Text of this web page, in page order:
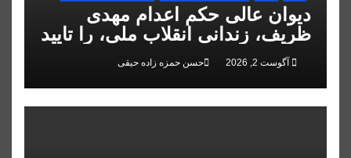
دیوان عالی حکم اعدام مهدی
ظریف، زندانی انقلاب ملی، را تایید
کردآگوست 2, 2026 حسن حمزه زاده حیقی